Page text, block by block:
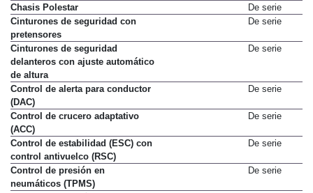
Chasis Polestar
De serie
Cinturones de seguridad con
pretensores
De serie
Cinturones de seguridad
delanteros con ajuste automático
de altura
De serie
Control de alerta para conductor
(DAC)
De serie
Control de crucero adaptativo
(ACC)
De serie
Control de estabilidad (ESC) con
control antivuelco (RSC)
De serie
Control de presión en
neumáticos (TPMS)
De serie